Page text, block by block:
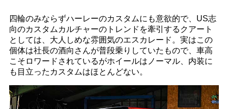
四輪のみならずハーレーのカスタムにも意欲的で、US志
向のカスタムカルチャーのトレンドを牽引するクアート
としては、大人しめな雰囲気のエスカレード。実はこの
個体は社長の酒向さんが普段乗りしていたもので、車高
こそロワードされているがホイールはノーマル、内装に
も目立ったカスタムはほとんどない。